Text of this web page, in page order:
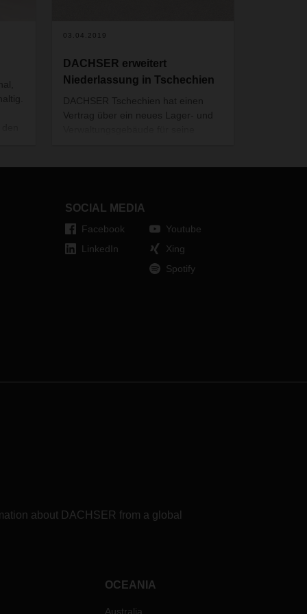
03.04.2019
DACHSER erweitert
Niederlassung in Tschechien
DACHSER Tschechien hat einen
Vertrag über ein neues Lager- und
Arbeitsplätze geschaffen. DACHSER
neuen Räumlichkeiten zu ziehen.
SOCIAL MEDIA
Facebook
LinkedIn
Youtube
Xing
Spotify
about DACHSER from a global
OCEANIA
Australia